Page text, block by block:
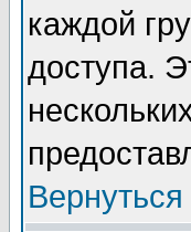
каждой
доступа.